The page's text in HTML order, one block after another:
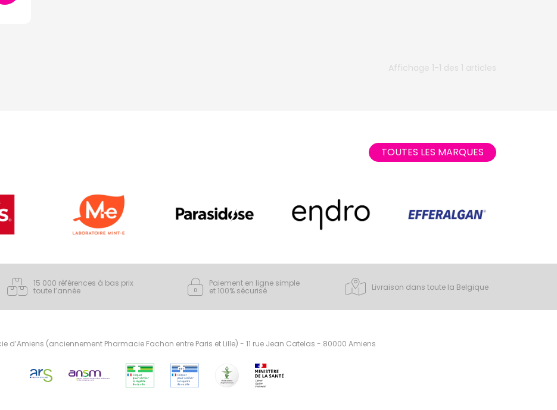
Affichage 1-1 des 1 articles
TOUTES LES MARQUES
15 000 références à bas prix
toute l’année
Paiement en ligne simple
et 100% sécurisé Livraison dans toute la Belgique
d’Amiens (anciennement Pharmacie Fachon entre Paris et Lille) - 11 rue Jean Catelas - 80000 Amiens